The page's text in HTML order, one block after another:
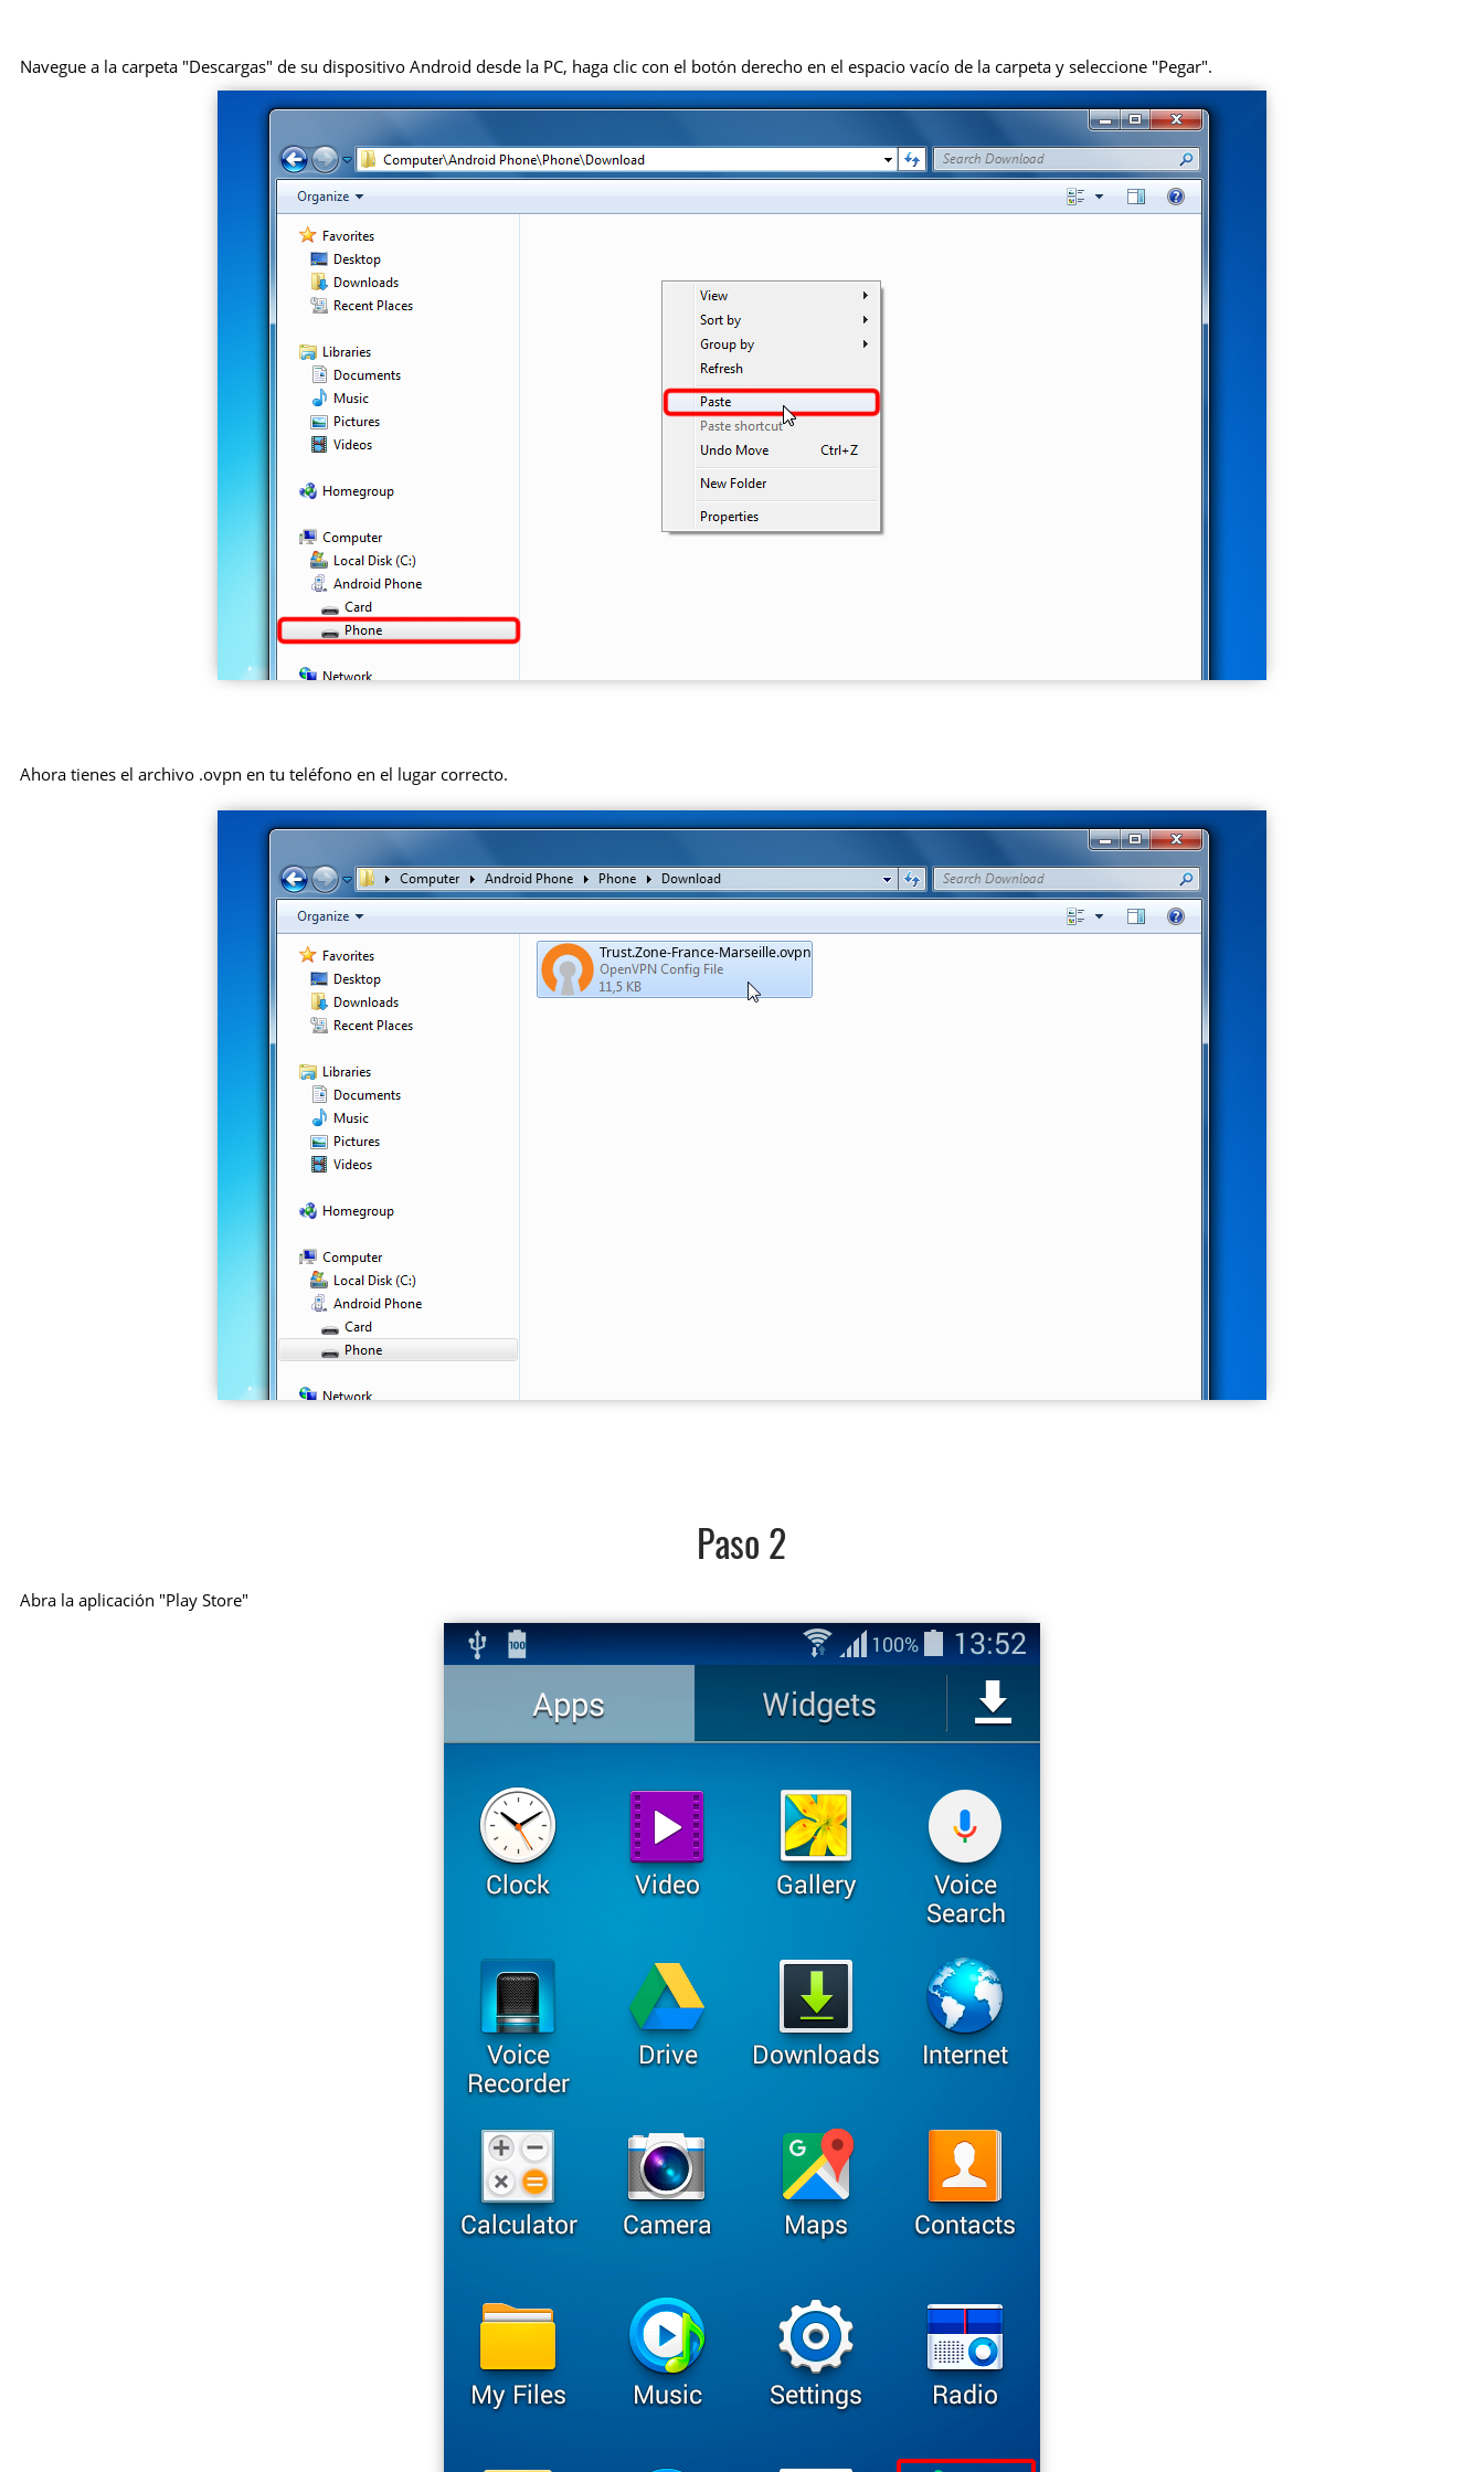
Navegue a la carpeta "Descargas" de su dispositivo Android desde la PC, haga clic con el botón derecho en el espacio vacío de la carpeta y seleccione "Pegar".
Ahora tienes el archivo .ovpn en tu teléfono en el lugar correcto.
Trust.Zone-France-Marseille.ovpn
Paso 2
Abra la aplicación "Play Store"